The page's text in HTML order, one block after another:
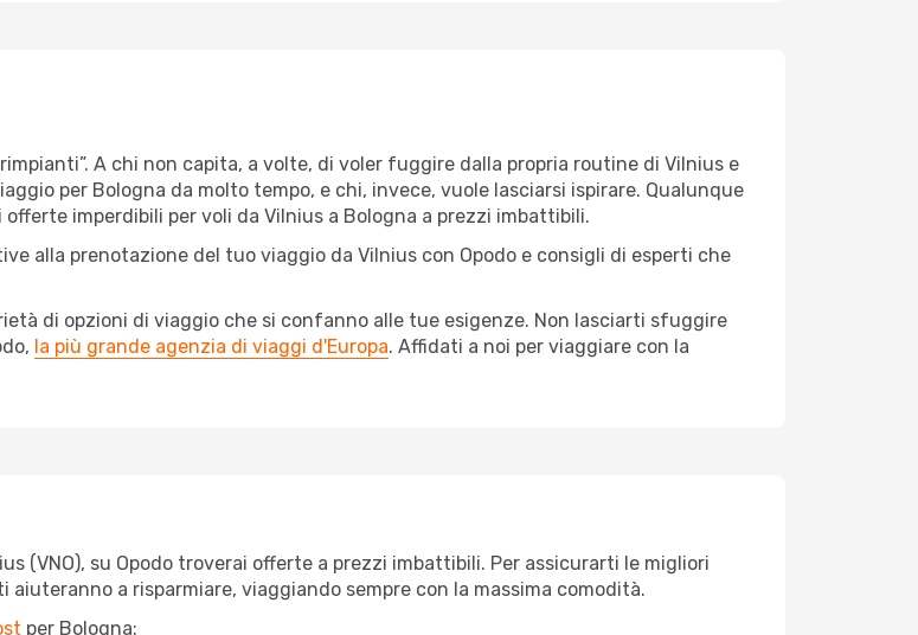
A chi non capita, a volte, di voler fuggire dalla propria routine di Vilnius e
per Bologna da molto tempo, e chi, invece, vuole lasciarsi ispirare. Qualunque
imperdibili per voli da Vilnius a Bologna a prezzi imbattibili.
alla prenotazione del tuo viaggio da Vilnius con Opodo e consigli di esperti che
di opzioni di viaggio che si confanno alle tue esigenze. Non lasciarti sfuggire
la più grande agenzia di viaggi d'Europa. Affidati a noi per viaggiare con la
(VNO), su Opodo troverai offerte a prezzi imbattibili. Per assicurarti le migliori
a risparmiare, viaggiando sempre con la massima comodità.
per Bologna: